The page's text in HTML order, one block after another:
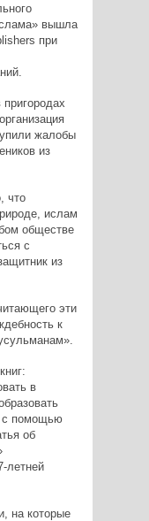
вышла
при
жалобы
из
что
ислам
обществе
с
из
эти
к
в
с помощью
об
летней
на которые